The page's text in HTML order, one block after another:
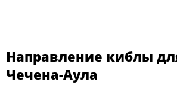
Направление киблы
Чечена-Аула